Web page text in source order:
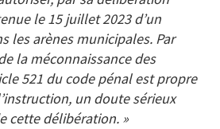
le 15 juillet 2023 d’un
les arènes municipales. Par
la méconnaissance des
521 du code pénal est propre
un doute sérieux
cette délibération. »